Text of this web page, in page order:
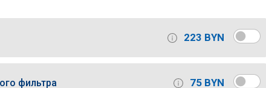
223 BYN
фильтра 75 BYN